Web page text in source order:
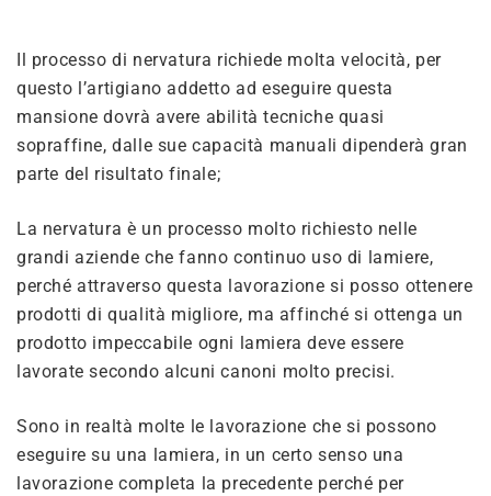
Il processo di nervatura richiede molta velocità, per
questo l’artigiano addetto ad eseguire questa
mansione dovrà avere abilità tecniche quasi
sopraffine, dalle sue capacità manuali dipenderà gran
parte del risultato finale;
La nervatura è un processo molto richiesto nelle
grandi aziende che fanno continuo uso di lamiere,
perché attraverso questa lavorazione si posso ottenere
prodotti di qualità migliore, ma affinché si ottenga un
prodotto impeccabile ogni lamiera deve essere
lavorate secondo alcuni canoni molto precisi.
Sono in realtà molte le lavorazione che si possono
eseguire su una lamiera, in un certo senso una
lavorazione completa la precedente perché per